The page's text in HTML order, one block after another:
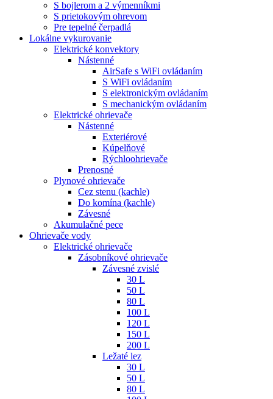
S bojlerom a 2 výmenníkmi
S prietokovým ohrevom
Pre tepelné čerpadlá
Lokálne vykurovanie
Elektrické konvektory
Nástenné
AirSafe s WiFi ovládaním
S WiFi ovládaním
S elektronickým ovládaním
S mechanickým ovládaním
Elektrické ohrievače
Nástenné
Exteriérové
Kúpelňové
Rýchloohrievače
Prenosné
Plynové ohrievače
Cez stenu (kachle)
Do komína (kachle)
Závesné
Akumulačné pece
Ohrievače vody
Elektrické ohrievače
Zásobníkové ohrievače
Závesné zvislé
30 L
50 L
80 L
100 L
120 L
150 L
200 L
Ležaté lez
30 L
50 L
80 L